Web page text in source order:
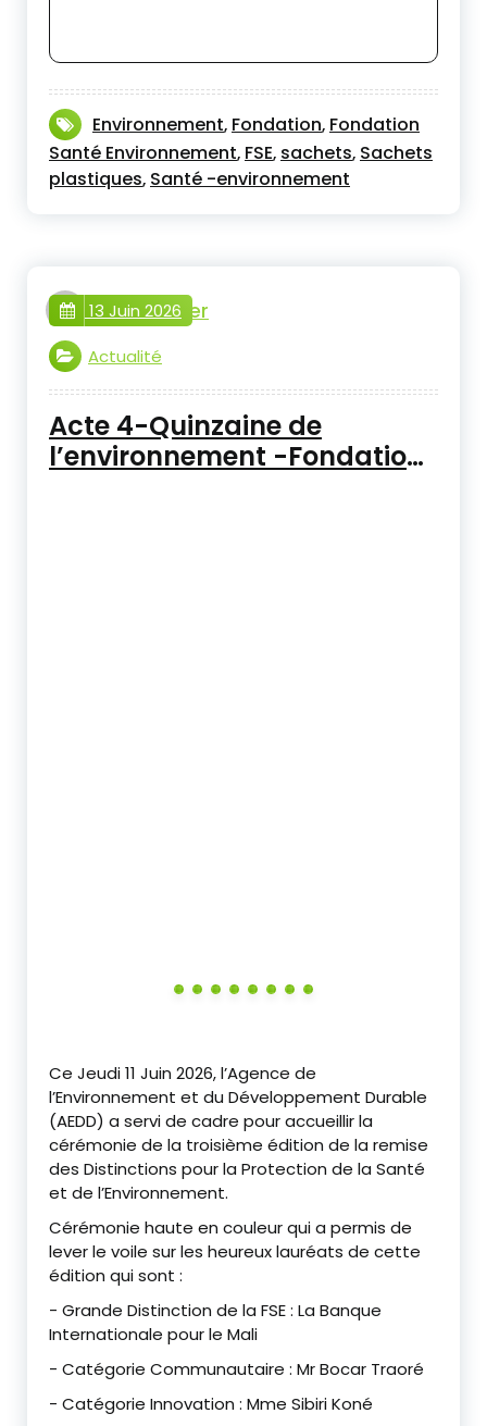
Environnement, Fondation, Fondation
Santé Environnement, FSE, sachets, Sachets
plastiques, Santé -environnement
webmaster
13 Juin 2026
Actualité
Acte 4-Quinzaine de
l’environnement -Fondation
‎Ce Jeudi 11 Juin 2026, l’Agence de
l’Environnement et du Développement Durable
(AEDD) a servi de cadre pour accueillir la
cérémonie de la troisième édition de la remise
des Distinctions pour la Protection de la Santé
et de l’Environnement.
‎Cérémonie haute en couleur qui a permis de
lever le voile sur les heureux lauréats de cette
édition qui sont :
‎- Grande Distinction de la FSE : La Banque
Internationale pour le Mali
‎- Catégorie Communautaire : Mr Bocar Traoré
‎- Catégorie Innovation : Mme Sibiri Koné